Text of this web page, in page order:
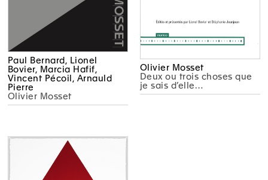
Paul Bernard, Lionel
Bovier, Marcia Hafif,
Vincent Pécoil, Arnauld
Pierre
Olivier Mosset
Olivier Mosset
Deux ou trois choses que
je sais d’elle…